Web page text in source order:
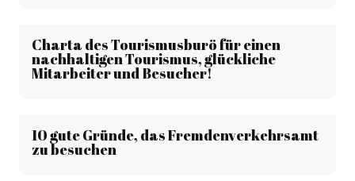
Charta des Tourismusburö für einen
nachhaltigen Tourismus, glückliche
Mitarbeiter und Besucher!
10 gute Gründe, das Fremdenverkehrsamt
zu besuchen